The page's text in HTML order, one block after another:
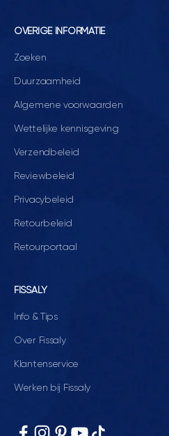
OVERIGE INFORMATIE
Zoeken
Duurzaamheid
Algemene voorwaarden
Wettelijke kennisgeving
Verzendbeleid
Reviewbeleid
Privacybeleid
Retourbeleid
Retourportaal
FISSALY
Info & Tips
Over Fissaly
Klantenservice
Werken bij Fissaly